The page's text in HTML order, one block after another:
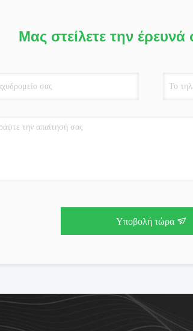
Μας στείλετε την
Υποβολή τώρα